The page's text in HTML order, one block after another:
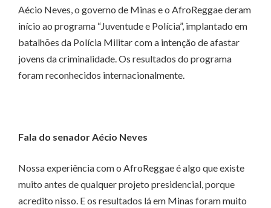
Aécio Neves, o governo de Minas e o AfroReggae deram
início ao programa “Juventude e Polícia”, implantado em
batalhões da Polícia Militar com a intenção de afastar
jovens da criminalidade. Os resultados do programa
foram reconhecidos internacionalmente.
Fala do senador Aécio Neves
Nossa experiência com o AfroReggae é algo que existe
muito antes de qualquer projeto presidencial, porque
acredito nisso. E os resultados lá em Minas foram muito